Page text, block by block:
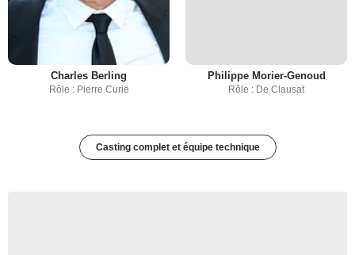
Charles Berling
Rôle : Pierre Curie
Philippe Morier-Genoud
Rôle : De Clausat
Casting complet et équipe technique